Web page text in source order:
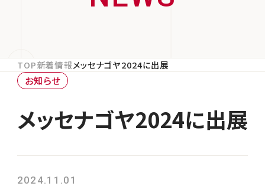
TOP新着情報メッセナゴヤ2024に出展
お知らせ
メッセナゴヤ2024に出展
2024.11.01